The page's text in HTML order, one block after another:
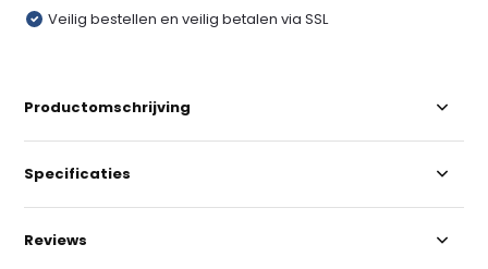
Veilig bestellen en veilig betalen via SSL
Productomschrijving
Specificaties
Reviews